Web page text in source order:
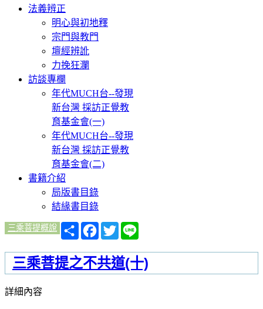
法義辨正
明心與初地釋
宗門與教門
壇經辨訛
力挽狂瀾
訪談專欄
年代MUCH台--發現
新台灣 採訪正覺教
育基金會(一)
年代MUCH台--發現
新台灣 採訪正覺教
育基金會(二)
書籍介紹
局版書目錄
結緣書目錄
三乘菩提概說
分
享
Facebook
Twitter
三乘菩提之不共道(十)
詳細內容